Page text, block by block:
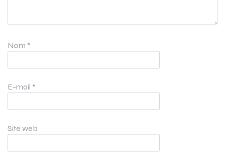
Nom *
E-mail *
Site web